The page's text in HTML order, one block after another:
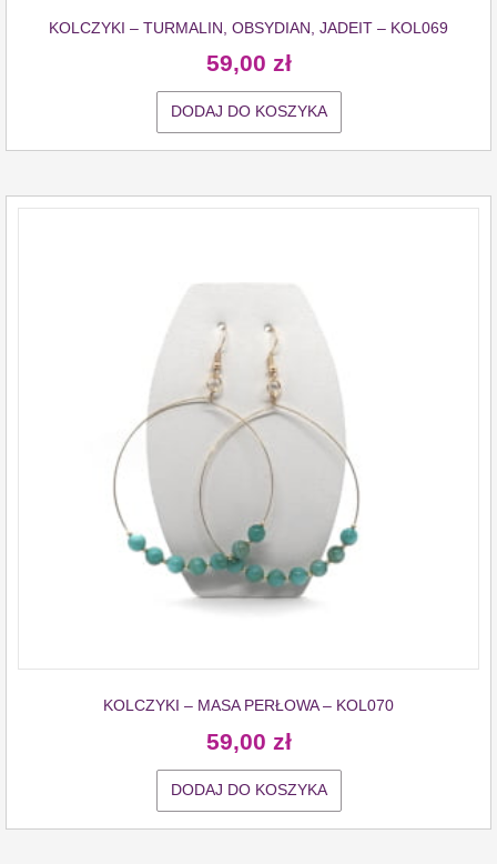
KOLCZYKI – TURMALIN, OBSYDIAN, JADEIT – KOL069
59,00 zł
DODAJ DO KOSZYKA
KOLCZYKI – MASA PERŁOWA – KOL070
59,00 zł
DODAJ DO KOSZYKA